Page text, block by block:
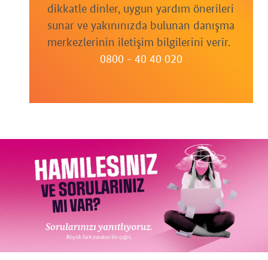
dikkatle dinler, uygun yardım önerileri
sunar ve yakınınızda bulunan danışma
merkezlerinin iletişim bilgilerini verir.
0800 - 40 40 020